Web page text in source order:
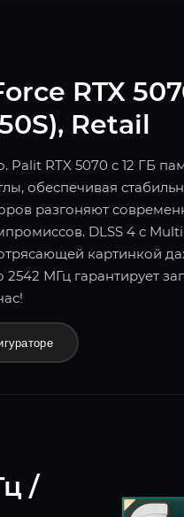
RTX
Retail
RTX 5070 с 12 ГБ
обеспечивая
разгоняют
DLSS 4 с
картинкой
2542 МГц гарантирует
/